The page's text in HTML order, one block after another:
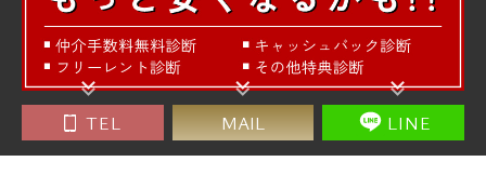
TEL MAIL LINE